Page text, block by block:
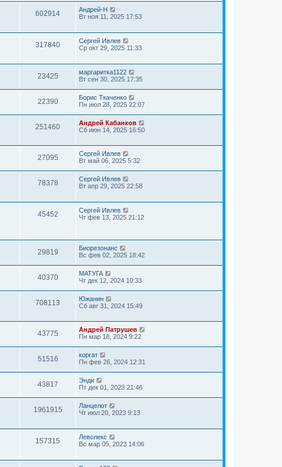
602914
Андрей-Н
Вт ноя 11, 2025 17:53
317840
Сергей Ивлев
Ср окт 29, 2025 11:33
23425
маргаритка1122
Вт сен 30, 2025 17:35
22390
Борис Ткаченко
Пн июл 28, 2025 22:07
251460
Андрей Кабанков
Сб июн 14, 2025 16:50
27095
Сергей Ивлев
Вт май 06, 2025 5:32
78378
Сергей Ивлев
Вт апр 29, 2025 22:58
45452
Сергей Ивлев
Чт фев 13, 2025 21:12
29819
Биорезонанс
Вс фев 02, 2025 18:42
40370
МАТУГА
Чт дек 12, 2024 10:33
708113
Южанин
Сб авг 31, 2024 15:49
43775
Андрей Патрушев
Пн мар 18, 2024 9:22
51516
коргат
Пн фев 26, 2024 12:31
43817
Энди
Пт дек 01, 2023 21:46
1961915
Ланцелот
Чт июл 20, 2023 9:13
157315
Леволекс
Вс мар 05, 2023 14:06